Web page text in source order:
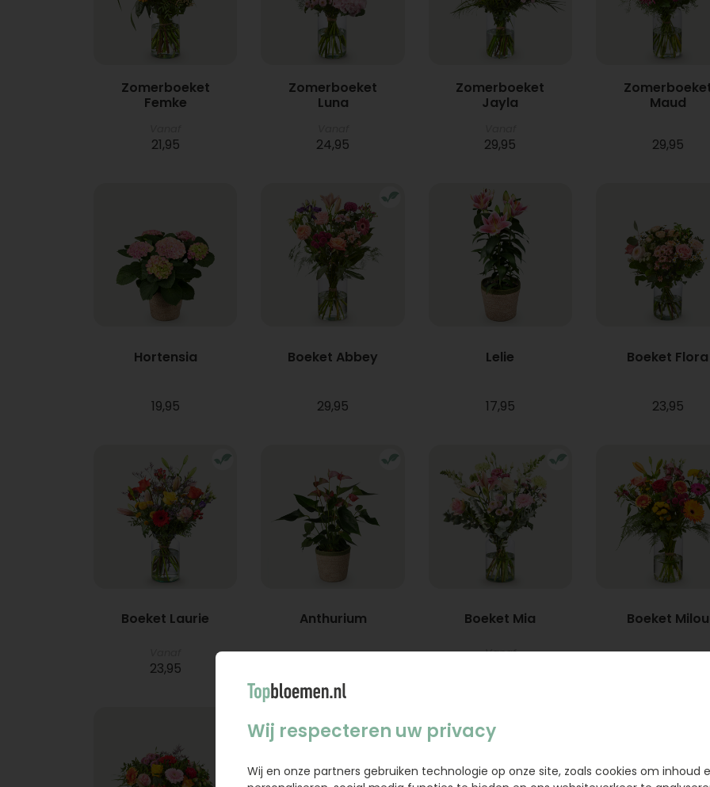
Zomerboeket
Femke
21,95
Zomerboeket
Luna
24,95
Zomerboeket
Jayla
29,95
Maud
29,95
Hortensia
19,95
Boeket Abbey
29,95
Lelie
17,95
Boeket Flora
23,95
Boeket Laurie
23,95
Anthurium Boeket Mia
Vanaf
Boeket Milou
Wij respecteren uw privacy
Wij en onze partners gebruiken technologie op onze site, zoals cookies om inhoud